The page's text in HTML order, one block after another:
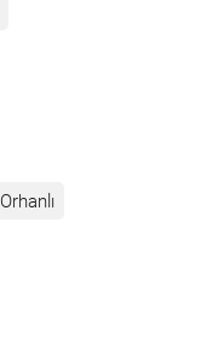
Orhanlı